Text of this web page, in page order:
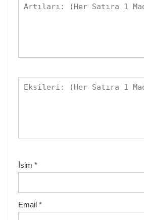
İsim *
Email *